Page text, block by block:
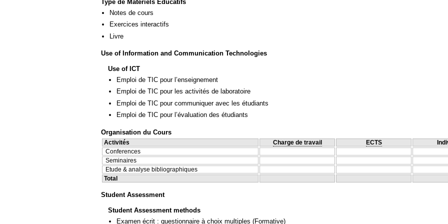
Type de Matériels Éducatifs
Notes de cours
Exercices interactifs
Livre
Use of Information and Communication Technologies
Use of ICT
Emploi de TIC pour l’enseignement
Emploi de TIC pour les activités de laboratoire
Emploi de TIC pour communiquer avec les étudiants
Emploi de TIC pour l’évaluation des étudiants
Organisation du Cours
Activités Charge de travail ECTS
Conferences
Seminaires
Etude & analyse bibliographiques
Total
Student Assessment
Student Assessment methods
Examen écrit : questionnaire à choix multiples (Formative)